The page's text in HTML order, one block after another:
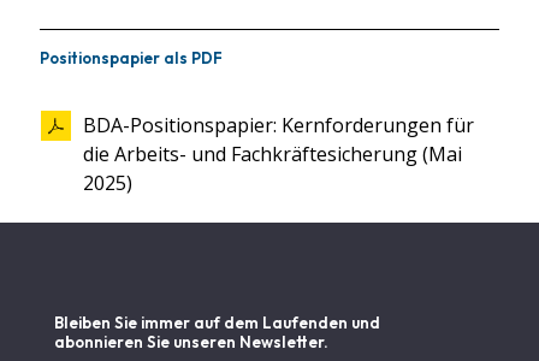
Positionspapier als PDF
BDA-Positionspapier: Kernforderungen für
die Arbeits- und Fachkräftesicherung (Mai
2025)
Bleiben Sie immer auf dem Laufenden und
abonnieren Sie unseren Newsletter.